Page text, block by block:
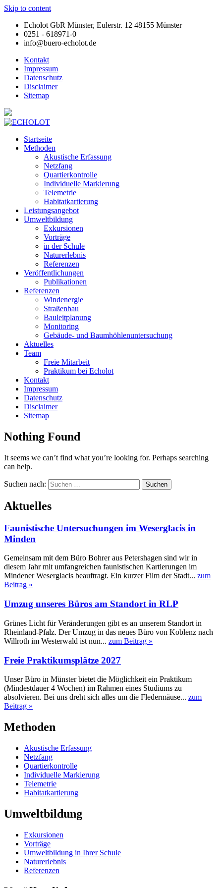
Skip to content
Echolot GbR Münster, Eulerstr. 12 48155 Münster
0251 - 618971-0
info@buero-echolot.de
Kontakt
Impressum
Datenschutz
Disclaimer
Sitemap
Startseite
Methoden
Akustische Erfassung
Netzfang
Quartierkontrolle
Individuelle Markierung
Telemetrie
Habitatkartierung
Leistungsangebot
Umweltbildung
Exkursionen
Vorträge
in der Schule
Naturerlebnis
Referenzen
Veröffentlichungen
Publikationen
Referenzen
Windenergie
Straßenbau
Bauleitplanung
Monitoring
Gebäude- und Baumhöhlenuntersuchung
Aktuelles
Team
Freie Mitarbeit
Praktikum bei Echolot
Kontakt
Impressum
Datenschutz
Disclaimer
Sitemap
Nothing Found
It seems we can’t find what you’re looking for. Perhaps searching
can help.
Suchen nach:
Aktuelles
Faunistische Untersuchungen im Weserglacis in
Minden
Gemeinsam mit dem Büro Bohrer aus Petershagen sind wir in
diesem Jahr mit umfangreichen faunistischen Kartierungen im
Mindener Weserglacis beauftragt. Ein kurzer Film der Stadt... zum
Beitrag »
Umzug unseres Büros am Standort in RLP
Grünes Licht für Veränderungen gibt es an unserem Standort in
Rheinland-Pfalz. Der Umzug in das neues Büro von Koblenz nach
Willroth im Westerwald ist nun... zum Beitrag »
Freie Praktikumsplätze 2027
Unser Büro in Münster bietet die Möglichkeit ein Praktikum
(Mindestdauer 4 Wochen) im Rahmen eines Studiums zu
absolvieren. Bei uns dreht sich alles um die Fledermäuse... zum
Beitrag »
Methoden
Akustische Erfassung
Netzfang
Quartierkontrolle
Individuelle Markierung
Telemetrie
Habitatkartierung
Umweltbildung
Exkursionen
Vorträge
Umweltbildung in Ihrer Schule
Naturerlebnis
Referenzen